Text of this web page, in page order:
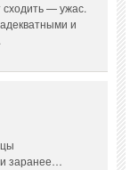
сходить — ужас.
и
заранее…